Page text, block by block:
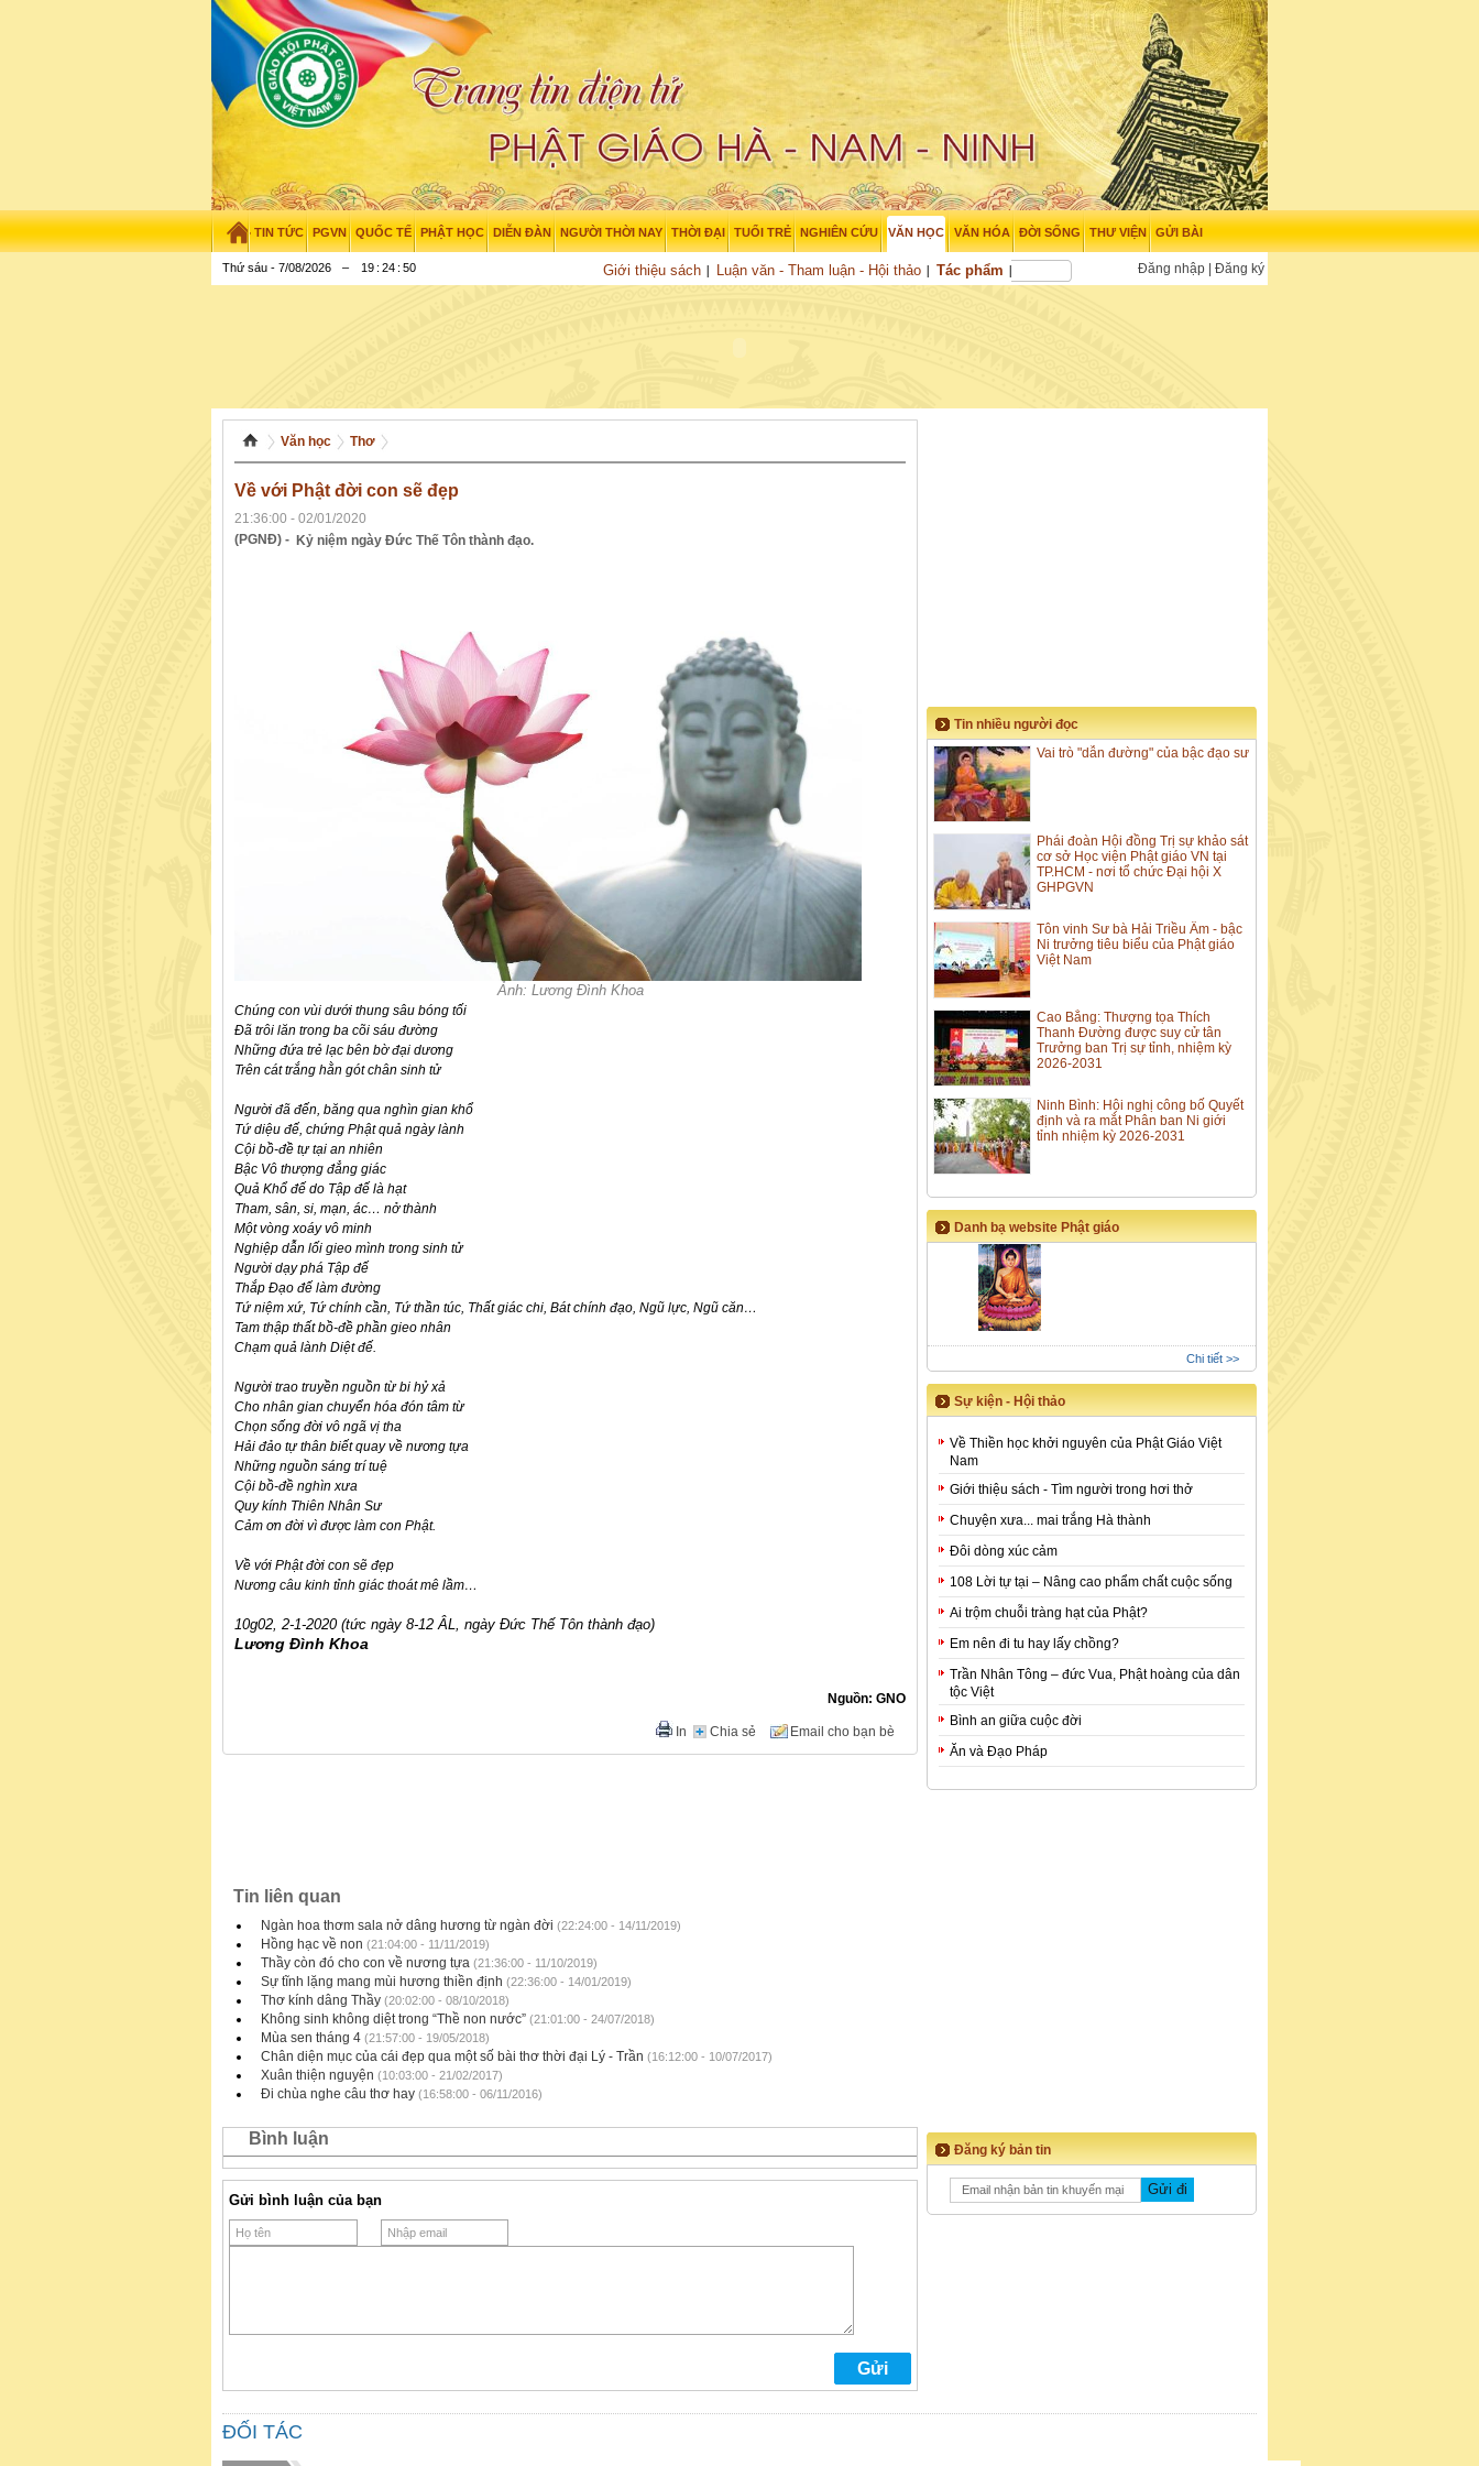
TIN TỨC PGVN QUỐC TẾ PHẬT HỌC DIỄN ĐÀN NGƯỜI THỜI NAY THỜI ĐẠI TUỔI TRẺ NGHIÊN CỨU VĂN HỌC
Giới thiệu sách Luận văn - Tham luận - Hội thảo Tác phẩm
VĂN HÓA ĐỜI SỐNG THƯ VIỆN GỬI BÀI
Thứ sáu - 7/08/2026 – 19 : 24 : 51 Đăng nhập Đăng ký
Văn học Thơ
Về với Phật đời con sẽ đẹp
21:36:00 - 02/01/2020
(PGNĐ) - Kỷ niệm ngày Đức Thế Tôn thành đạo.
Ảnh: Lương Đình Khoa
Chúng con vùi dưới thung sâu bóng tối
Đã trôi lăn trong ba cõi sáu đường
Những đứa trẻ lạc bên bờ đại dương
Trên cát trắng hằn gót chân sinh tử
Người đã đến, băng qua nghìn gian khổ
Tứ diệu đế, chứng Phật quả ngày lành
Cội bồ-đề tự tại an nhiên
Bậc Vô thượng đẳng giác
Quả Khổ đế do Tập đế là hạt
Tham, sân, si, mạn, ác… nở thành
Một vòng xoáy vô minh
Nghiệp dẫn lối gieo mình trong sinh tử
Người dạy phá Tập đế
Thắp Đạo đế làm đường
Tứ niệm xứ, Tứ chính cần, Tứ thần túc, Thất giác chi, Bát chính đạo, Ngũ lực, Ngũ căn…
Tam thập thất bồ-đề phần gieo nhân
Chạm quả lành Diệt đế.
Người trao truyền nguồn từ bi hỷ xả
Cho nhân gian chuyển hóa đón tâm từ
Chọn sống đời vô ngã vị tha
Hải đảo tự thân biết quay về nương tựa
Những nguồn sáng trí tuệ
Cội bồ-đề nghìn xưa
Quy kính Thiên Nhân Sư
Cảm ơn đời vì được làm con Phật.
Về với Phật đời con sẽ đẹp
Nương câu kinh tỉnh giác thoát mê lầm…
10g02, 2-1-2020 (tức ngày 8-12 ÂL, ngày Đức Thế Tôn thành đạo)
Lương Đình Khoa
Nguồn: GNO
Chia sẻ
In Email cho bạn bè
Tin liên quan
Ngàn hoa thơm sala nở dâng hương từ ngàn đời (22:24:00 - 14/11/2019)
Hồng hạc về non (21:04:00 - 11/11/2019)
Thầy còn đó cho con về nương tựa (21:36:00 - 11/10/2019)
Sự tĩnh lặng mang mùi hương thiền định (22:36:00 - 14/01/2019)
Thơ kính dâng Thầy (20:02:00 - 08/10/2018)
Không sinh không diệt trong “Thề non nước” (21:01:00 - 24/07/2018)
Mùa sen tháng 4 (21:57:00 - 19/05/2018)
Chân diện mục của cái đẹp qua một số bài thơ thời đại Lý - Trần (16:12:00 - 10/07/2017)
Xuân thiện nguyện (10:03:00 - 21/02/2017)
Đi chùa nghe câu thơ hay (16:58:00 - 06/11/2016)
Bình luận
Gửi bình luận của bạn
Tin nhiều người đọc
Vai trò "dẫn đường" của bậc đạo sư
Phái đoàn Hội đồng Trị sự khảo sát
cơ sở Học viện Phật giáo VN tại
TP.HCM - nơi tổ chức Đại hội X
GHPGVN
Tôn vinh Sư bà Hải Triều Âm - bậc
Ni trưởng tiêu biểu của Phật giáo
Việt Nam
Cao Bằng: Thượng tọa Thích
Thanh Đường được suy cử tân
Trưởng ban Trị sự tỉnh, nhiệm kỳ
2026-2031
Ninh Bình: Hội nghị công bố Quyết
định và ra mắt Phân ban Ni giới
tỉnh nhiệm kỳ 2026-2031
Danh bạ website Phật giáo
Chi tiết >>
Sự kiện - Hội thảo
Về Thiền học khởi nguyên của Phật Giáo Việt
Nam
Giới thiệu sách - Tìm người trong hơi thở
Chuyện xưa... mai trắng Hà thành
Đôi dòng xúc cảm
108 Lời tự tại – Nâng cao phẩm chất cuộc sống
Ai trộm chuỗi tràng hạt của Phật?
Em nên đi tu hay lấy chồng?
Trần Nhân Tông – đức Vua, Phật hoàng của dân
tộc Việt
Bình an giữa cuộc đời
Ăn và Đạo Pháp
Đăng ký bản tin
ĐỐI TÁC